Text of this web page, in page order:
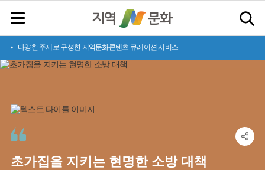
다양한 주제로 구성한 지역문화콘텐츠 큐레이션 서비스
초가집을 지 키 는 현명한 소방 대 책